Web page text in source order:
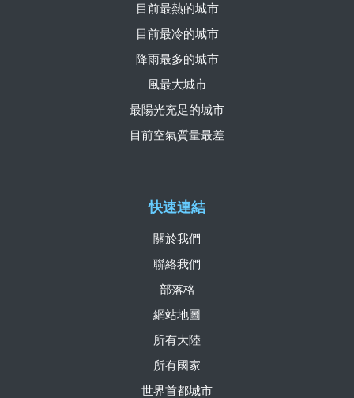
快速連結
關於我們
聯絡我們
部落格
網站地圖
所有大陸
所有國家
世界首都城市
目前最熱的城市
目前最冷的城市
降雨最多的城市
風最大城市
最陽光充足的城市
目前空氣質量最差